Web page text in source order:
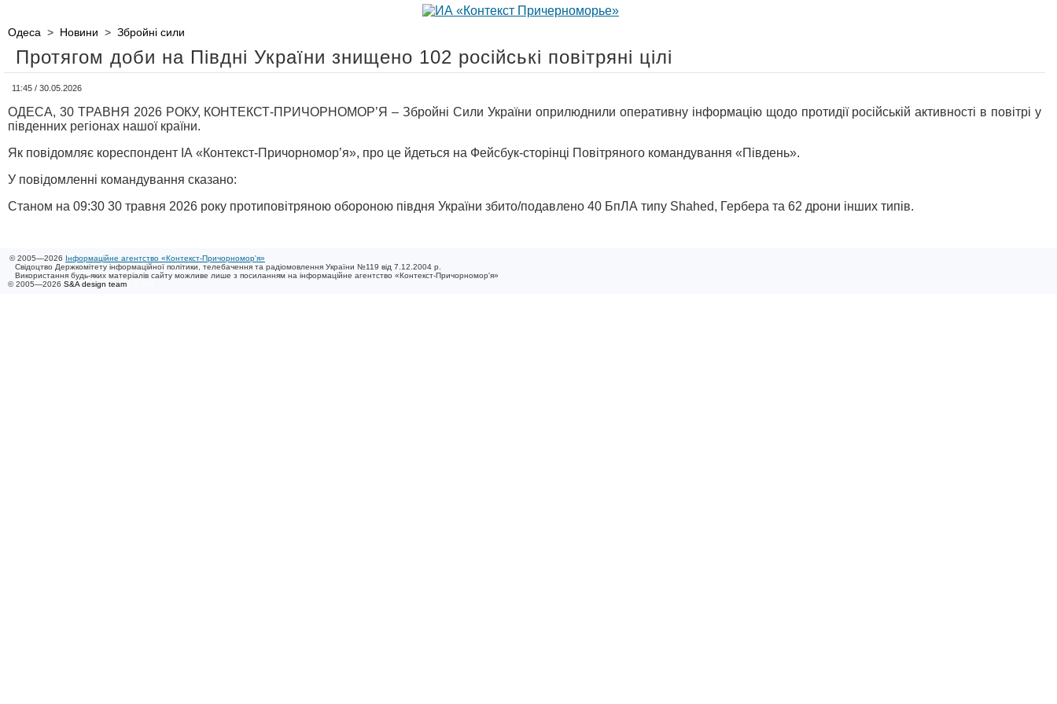
Одеса > Новини > Збройні сили
Протягом доби на Півдні України знищено 102 російські повітряні цілі
11:45 / 30.05.2026
ОДЕСА, 30 ТРАВНЯ 2026 РОКУ, КОНТЕКСТ-ПРИЧОРНОМОР’Я – Збройні Сили України оприлюднили оперативну інформацію щодо протидії російській активності в повітрі у
південних регіонах нашої країни.
Як повідомляє кореспондент ІА «Контекст-Причорномор’я», про це йдеться на Фейсбук-сторінці Повітряного командування «Південь».
У повідомленні командування сказано:
Станом на 09:30 30 травня 2026 року протиповітряною обороною півдня України збито/подавлено 40 БпЛА типу Shahed, Гербера та 62 дрони інших типів.
© 2005—2026 Інформаційне агентство «Контекст-Причорномор'я»
Свідоцтво Держкомітету інформаційної політики, телебачення та радіомовлення України №119 від 7.12.2004 р.
Використання будь-яких матеріалів сайту можливе лише з посиланням на інформаційне агентство «Контекст-Причорномор'я»
© 2005—2026 S&A design team